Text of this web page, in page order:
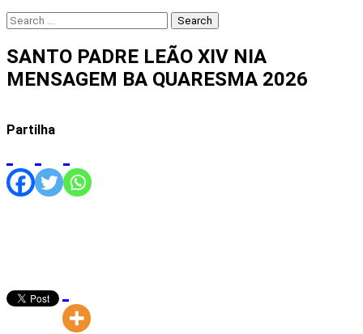
Search
for:
SANTO PADRE LEÃO XIV NIA
MENSAGEM BA QUARESMA 2026
Partilha